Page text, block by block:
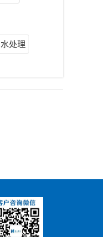
水处理